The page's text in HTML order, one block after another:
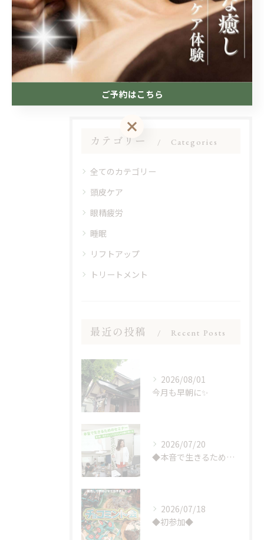
#トリートメント
#専門店
#ヘッドスパ
#自律神経
#リラクゼーション
#すすきの
カテゴリー Categories
全てのカテゴリー
頭皮ケア
眼精疲労
睡眠
リフトアップ
トリートメント
最近の投稿 Recent Posts
2026/08/01
今月も早朝に✨
2026/07/20
◆本音で生きるためのセミナー◆
2026/07/18
◆初参加◆
ご予約はこちら
ご予約はこちら